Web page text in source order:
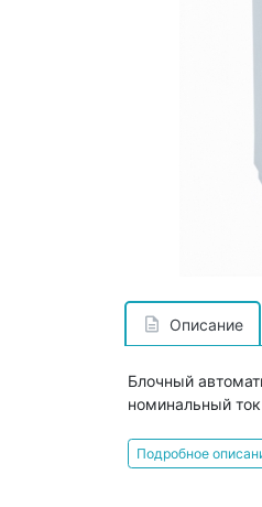
Описание
Блочный
номинальный
Подробное